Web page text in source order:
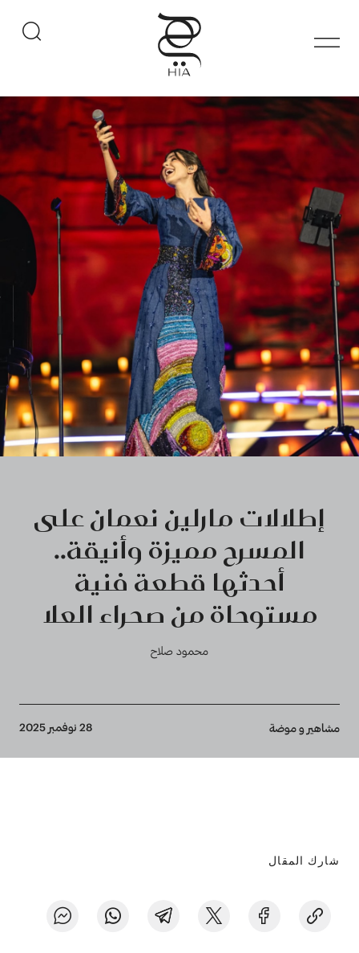
إطلالات مارلين نعمان على
المسرح مميزة وأنيقة..
أحدثها قطعة فنية
مستوحاة من صحراء العلا
محمود صلاح
Breadcrumb
مشاهير و موضة 28 نوفمبر 2025
شارك المقال